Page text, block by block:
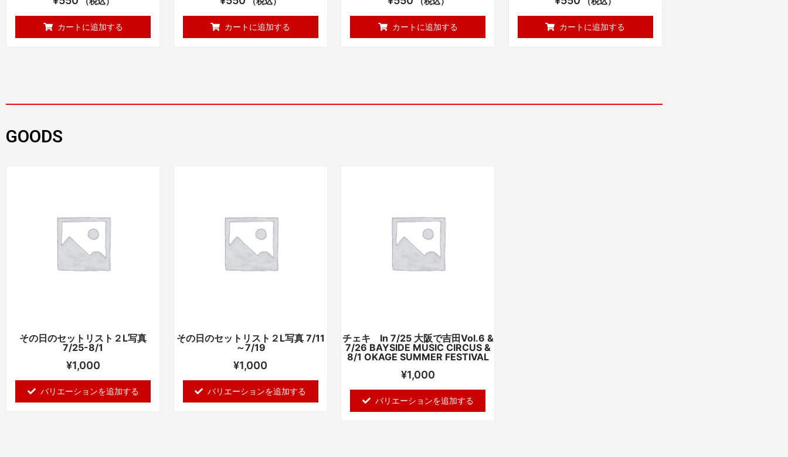
カートに追加する カートに追加する カートに追加する カートに追加する
GOODS
その日のセットリスト２L写真
7/25-8/1
¥1,000
バリエーションを追加する
品
に
は
複
数
ー
ョ
ン
が
その日のセットリスト２L写真 7/11
～7/19
¥1,000
バリエーションを追加する
品
に
は
複
数
ー
シ
ョ
ン
が
チェキ In 7/25 大阪で吉田Vol.6 &
7/26 BAYSIDE MUSIC CIRCUS &
8/1 OKAGE SUMMER FESTIVAL
¥1,000
バリエーションを追加する
品
に
は
複
数
ー
シ
ョ
が
あ